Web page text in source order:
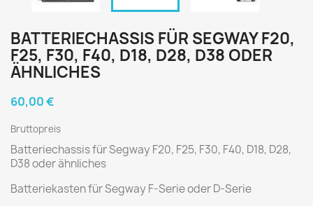
BATTERIECHASSIS FÜR SEGWAY F20,
F25, F30, F40, D18, D28, D38 ODER
ÄHNLICHES
60,00 €
Bruttopreis
Batteriechassis für Segway F20, F25, F30, F40, D18, D28,
D38 oder ähnliches
Batteriekasten für Segway F-Serie oder D-Serie